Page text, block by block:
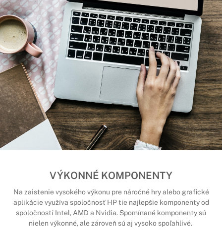
VÝKONNÉ KOMPONENTY
Na zaistenie vysokého výkonu pre náročné hry alebo grafické
aplikácie využíva spoločnosť HP tie najlepšie komponenty od
spoločností Intel, AMD a Nvidia. Spomínané komponenty sú
nielen výkonné, ale zároveň sú aj vysoko spoľahlivé.